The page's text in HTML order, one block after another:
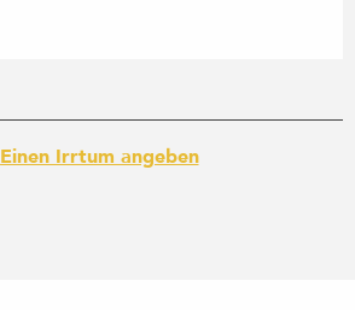
Einen Irrtum angeben